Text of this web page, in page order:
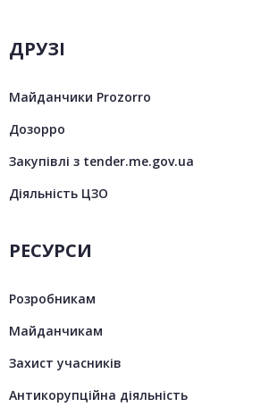
ДРУЗІ
Майданчики Prozorro
Дозорро
Закупівлі з tender.me.gov.ua
Діяльність ЦЗО
РЕСУРСИ
Розробникам
Майданчикам
Захист учасників
Антикорупційна діяльність